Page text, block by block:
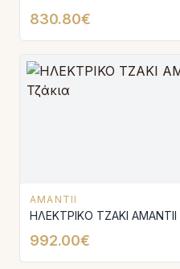
830.80€
AMANTII
992.00€